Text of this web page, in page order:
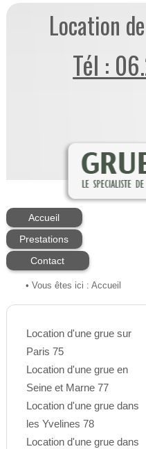
Location
Tél :
Accueil
Prestations
Contact
• Vous êtes ici : Accueil
Location d'une grue sur
Paris 75
Location d'une grue en
Seine et Marne 77
Location d'une grue dans
les Yvelines 78
Location d'une grue dans